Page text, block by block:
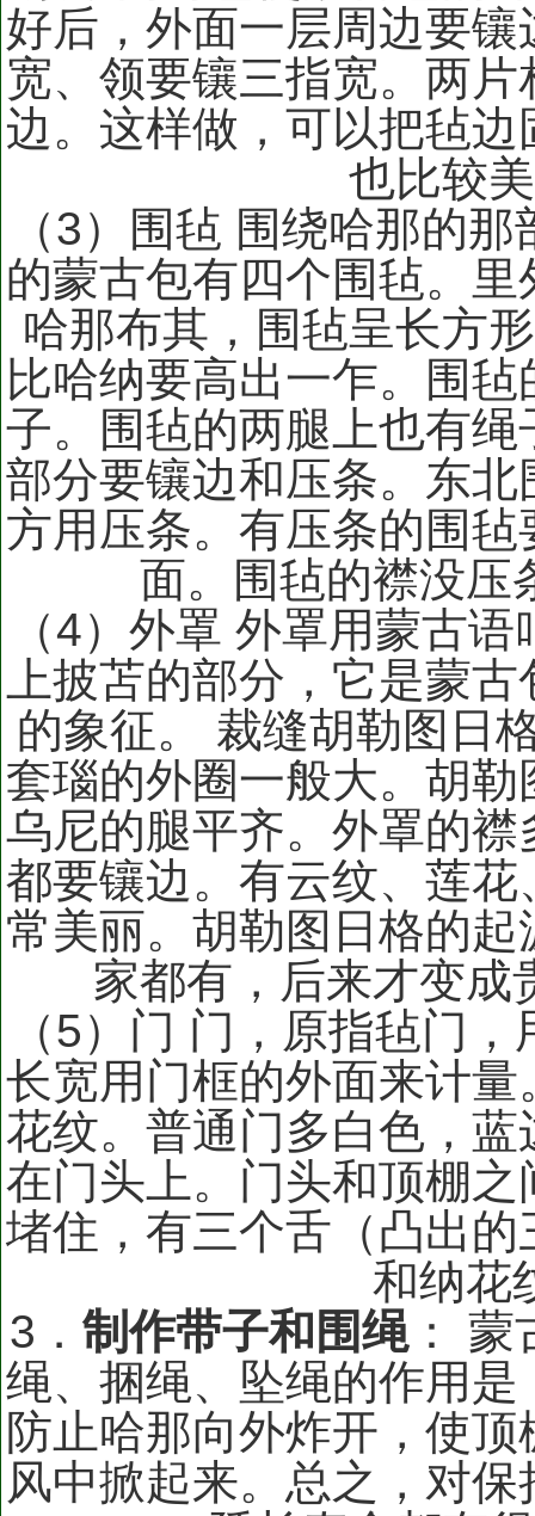
好后，外面一层周边要
宽、领要镶三指宽。两
边。这样做，可以把毡
也比较
（3）围毡 围绕哈那的
的蒙古包有四个围毡。
哈那布其，围毡呈长方
比哈纳要高出一乍。围
子。围毡的两腿上也有
部分要镶边和压条。东
方用压条。有压条的围
面。围毡的襟没
（4）外罩 外罩用蒙古
上披苫的部分，它是蒙
的象征。 裁缝胡勒图日
套瑙的外圈一般大。胡
乌尼的腿平齐。外罩的
都要镶边。有云纹、莲
常美丽。胡勒图日格的
家都有，后来才变
（5）门 门，原指毡门
长宽用门框的外面来计
花纹。普通门多白色，
在门头上。门头和顶棚
堵住，有三个舌（凸出
和纳花
3． 制作带子和围绳： 蒙
绳、捆绳、坠绳的作用
防止哈那向外炸开，使
风中掀起来。总之，对